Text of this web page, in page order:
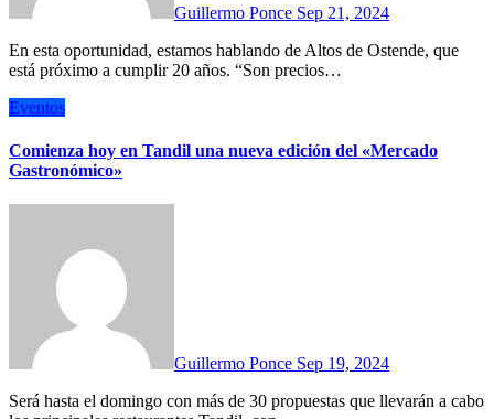
Guillermo Ponce Sep 21, 2024
En esta oportunidad, estamos hablando de Altos de Ostende, que
está próximo a cumplir 20 años. “Son precios…
Eventos
Comienza hoy en Tandil una nueva edición del «Mercado
Gastronómico»
Guillermo Ponce Sep 19, 2024
Será hasta el domingo con más de 30 propuestas que llevarán a cabo